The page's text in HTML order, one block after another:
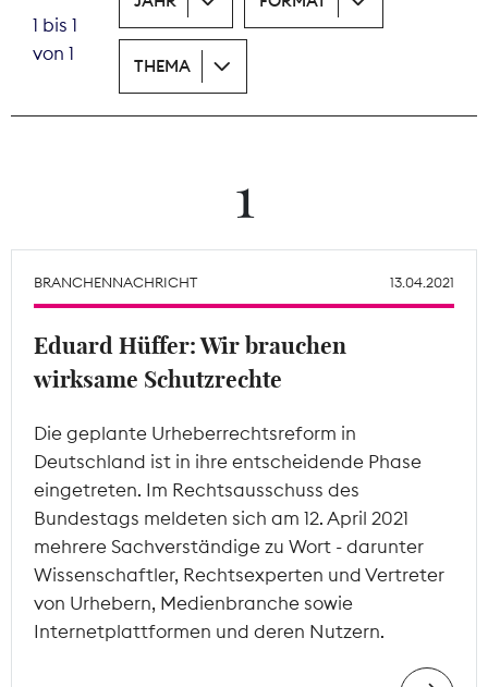
Theodor-Wolff-Preis
1 bis 1
von 1
THEMA
1
BRANCHENNACHRICHT 13.04.2021
Eduard Hüffer: Wir brauchen
wirksame Schutzrechte
Die geplante Urheberrechtsreform in
Deutschland ist in ihre entscheidende Phase
eingetreten. Im Rechtsausschuss des
Bundestags meldeten sich am 12. April 2021
mehrere Sachverständige zu Wort - darunter
Wissenschaftler, Rechtsexperten und Vertreter
von Urhebern, Medienbranche sowie
Internetplattformen und deren Nutzern.